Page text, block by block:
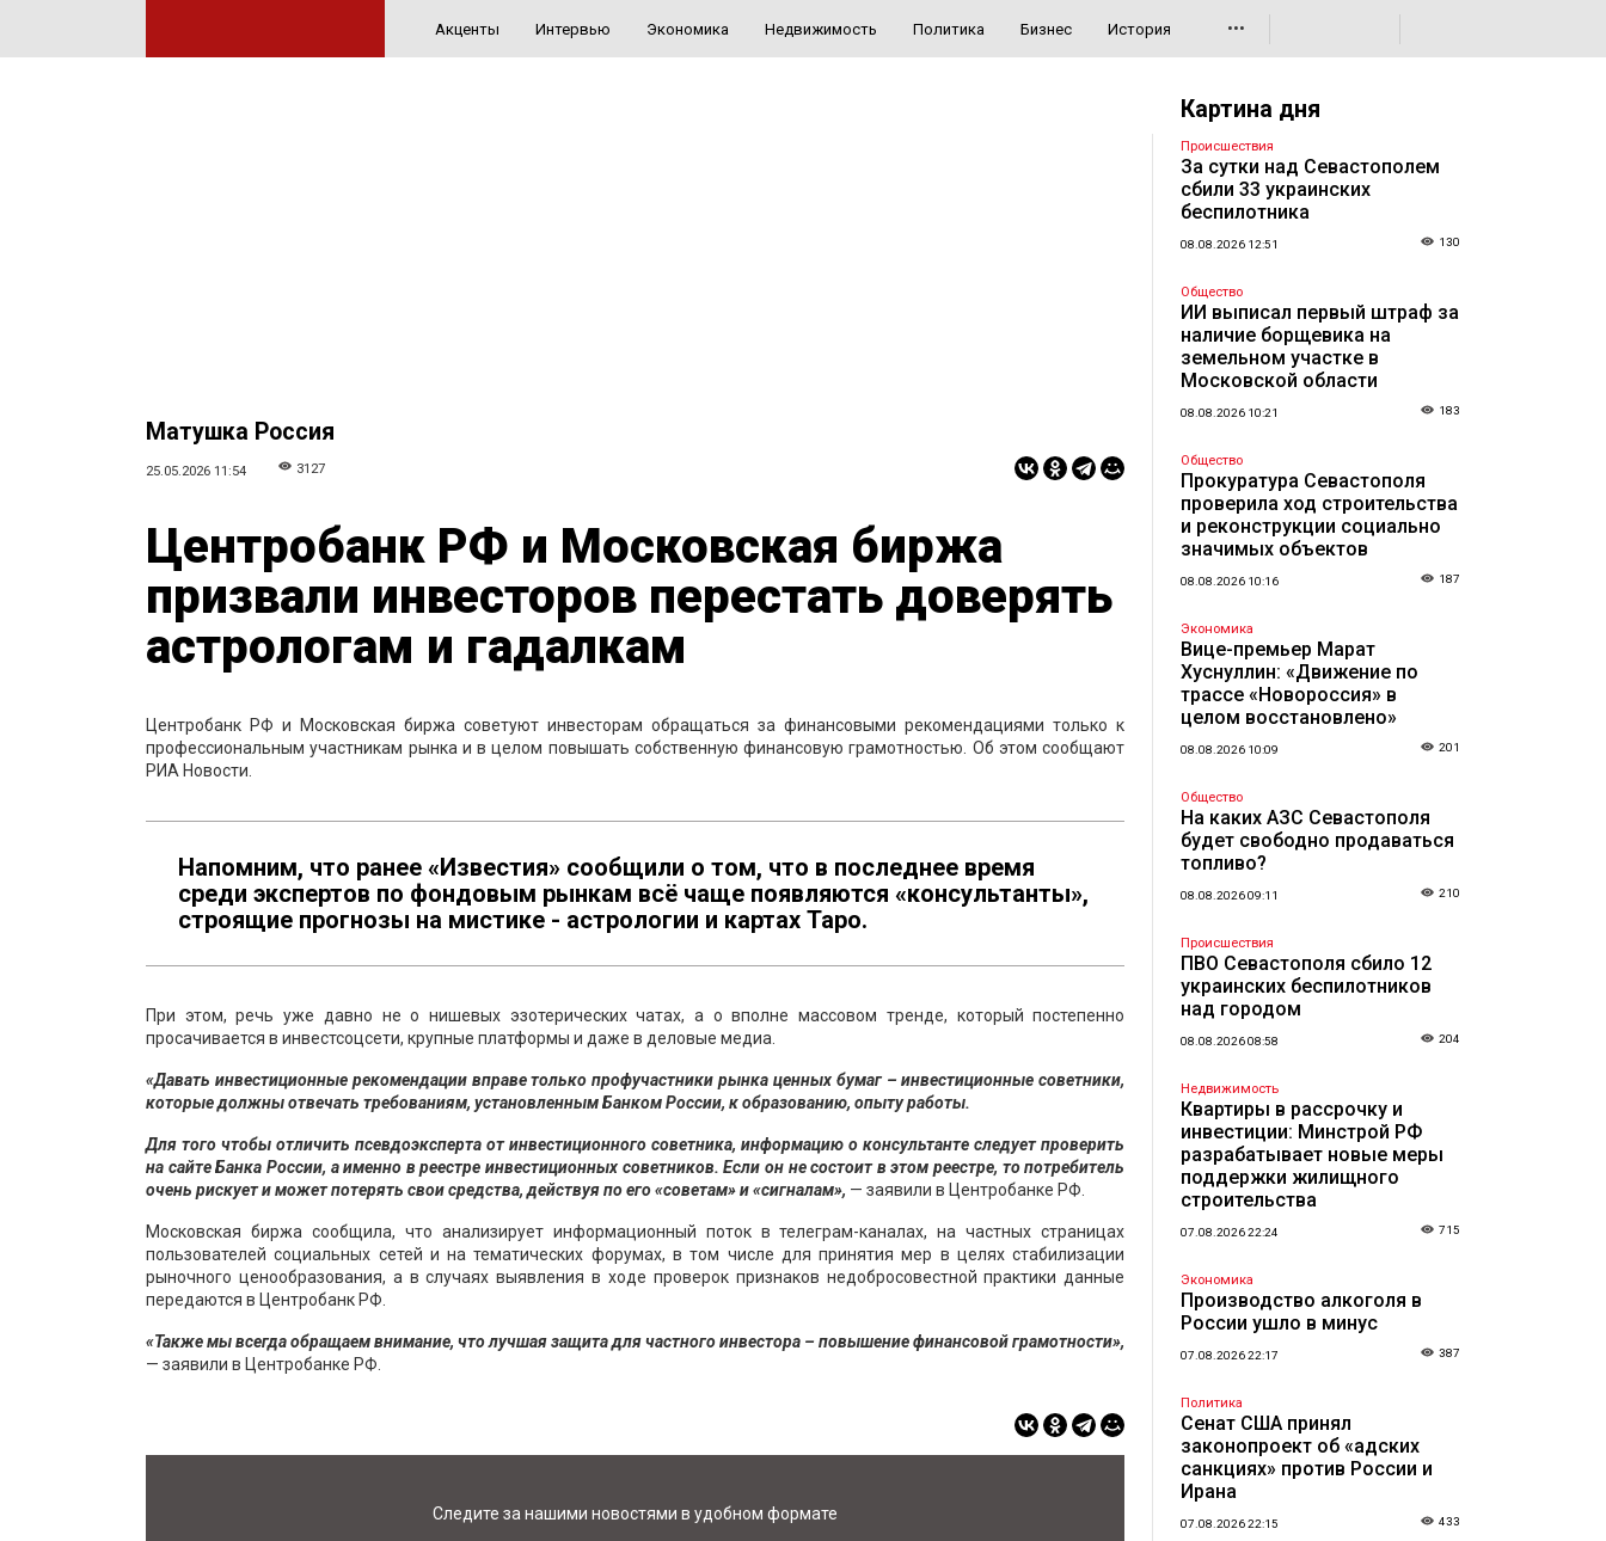
Акценты Интервью Экономика Недвижимость Политика Бизнес История •••
Матушка Россия
25.05.2026 11:54 3127
Центробанк РФ и Московская биржа
призвали инвесторов перестать доверять
астрологам и гадалкам
Центробанк РФ и Московская биржа советуют инвесторам обращаться за финансовыми рекомендациями только к
профессиональным участникам рынка и в целом повышать собственную финансовую грамотностью. Об этом сообщают
РИА Новости.
Напомним, что ранее «Известия» сообщили о том, что в последнее время
среди экспертов по фондовым рынкам всё чаще появляются «консультанты»,
строящие прогнозы на мистике - астрологии и картах Таро.
При этом, речь уже давно не о нишевых эзотерических чатах, а о вполне массовом тренде, который постепенно
просачивается в инвестсоцсети, крупные платформы и даже в деловые медиа.
«Давать инвестиционные рекомендации вправе только профучастники рынка ценных бумаг – инвестиционные советники,
которые должны отвечать требованиям, установленным Банком России, к образованию, опыту работы.
Для того чтобы отличить псевдоэксперта от инвестиционного советника, информацию о консультанте следует проверить
на сайте Банка России, а именно в реестре инвестиционных советников. Если он не состоит в этом реестре, то потребитель
очень рискует и может потерять свои средства, действуя по его «советам» и «сигналам», — заявили в Центробанке РФ.
Московская биржа сообщила, что анализирует информационный поток в телеграм-каналах, на частных страницах
пользователей социальных сетей и на тематических форумах, в том числе для принятия мер в целях стабилизации
рыночного ценообразования, а в случаях выявления в ходе проверок признаков недобросовестной практики данные
передаются в Центробанк РФ.
«Также мы всегда обращаем внимание, что лучшая защита для частного инвестора – повышение финансовой грамотности»,
— заявили в Центробанке РФ.
Следите за нашими новостями в удобном формате
Картина дня
Происшествия
За сутки над Севастополем
сбили 33 украинских
беспилотника
08.08.2026 12:51 130
Общество
ИИ выписал первый штраф за
наличие борщевика на
земельном участке в
Московской области
08.08.2026 10:21 183
Общество
Прокуратура Севастополя
проверила ход строительства
и реконструкции социально
значимых объектов
08.08.2026 10:16 187
Экономика
Вице-премьер Марат
Хуснуллин: «Движение по
трассе «Новороссия» в
целом восстановлено»
08.08.2026 10:09 201
Общество
На каких АЗС Севастополя
будет свободно продаваться
топливо?
08.08.2026 09:11 210
Происшествия
ПВО Севастополя сбило 12
украинских беспилотников
над городом
08.08.2026 08:58 204
Недвижимость
Квартиры в рассрочку и
инвестиции: Минстрой РФ
разрабатывает новые меры
поддержки жилищного
строительства
07.08.2026 22:24 715
Экономика
Производство алкоголя в
России ушло в минус
07.08.2026 22:17 387
Политика
Сенат США принял
законопроект об «адских
санкциях» против России и
Ирана
07.08.2026 22:15 433